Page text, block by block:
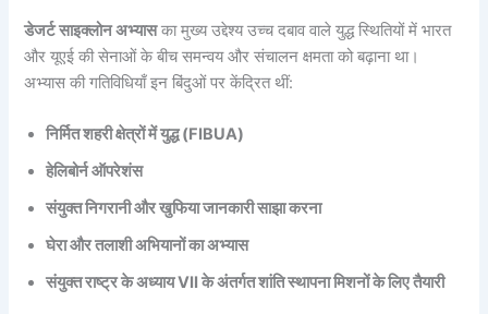
डेजर्ट साइक्लोन अभ्यासका मुख्य उद्देश्य उच्च दबाव वाले युद्ध स्थितियों में भारत
और यूएई की सेनाओं के बीच समन्वय और संचालन क्षमता को बढ़ाना था।
अभ्यास की गतिविधियाँ इन बिंदुओं पर केंद्रित थीं:
निर्मित शहरी क्षेत्रों में युद्ध (FIBUA)
हेलिबोर्न ऑपरेशंस
संयुक्त निगरानी और खुफिया जानकारी साझा करना
घेरा और तलाशी अभियानों का अभ्यास
संयुक्त राष्ट्र के अध्याय VII के अंतर्गत शांति स्थापना मिशनों के लिए तैयारी